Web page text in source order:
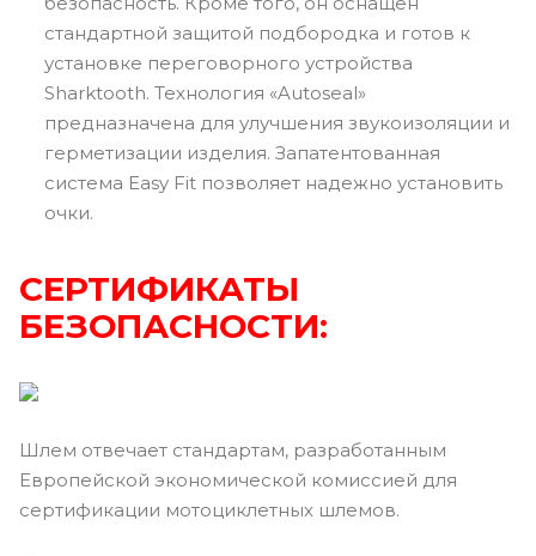
стандартной защитой подбородка и готов к
установке переговорного устройства
Sharktooth. Технология «Autoseal»
предназначена для улучшения звукоизоляции и
герметизации изделия. Запатентованная
система Easy Fit позволяет надежно установить
очки.
СЕРТИФИКАТЫ
БЕЗОПАСНОСТИ:
Шлем отвечает стандартам, разработанным
Европейской экономической комиссией для
сертификации мотоциклетных шлемов.